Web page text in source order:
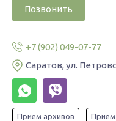
Позвонить
+7 (902) 049-07-77
Саратов, ул.
Прием архивов Прием